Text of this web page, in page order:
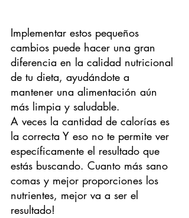
Implementar estos pequeños
cambios puede hacer una gran
diferencia en la calidad nutricional
de tu dieta, ayudándote a
mantener una alimentación aún
más limpia y saludable.
A veces la cantidad de calorías es
la correcta Y eso no te permite ver
específicamente el resultado que
estás buscando. Cuanto más sano
comas y mejor proporciones los
nutrientes, mejor va a ser el
resultado!